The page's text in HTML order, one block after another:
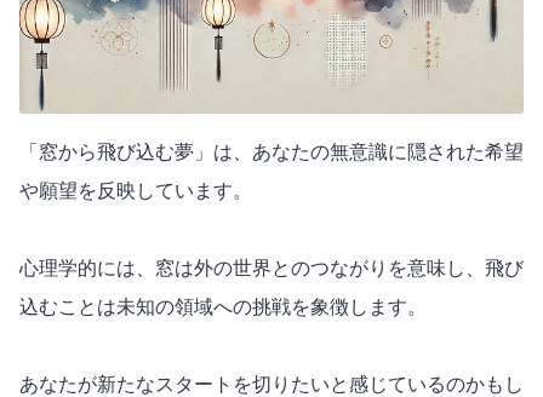
「窓から飛び込む夢」は、あなたの無意識に隠された希望
や願望を反映しています。
心理学的には、窓は外の世界とのつながりを意味し、飛び
込むことは未知の領域への挑戦を象徴します。
あなたが新たなスタートを切りたいと感じているのかもし